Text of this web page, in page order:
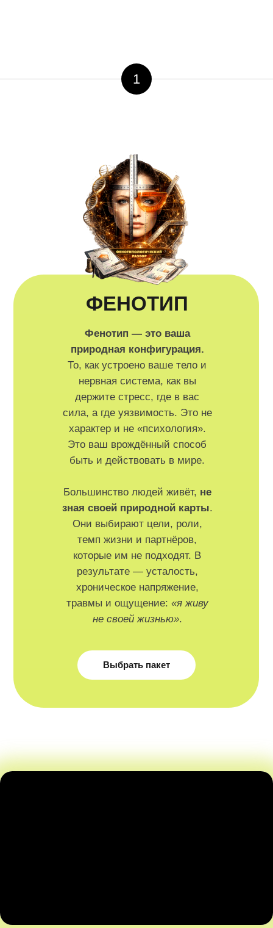
1
ФЕНОТИП
Фенотип — это ваша
природная конфигурация.
То, как устроено ваше тело и
нервная система, как вы
держите стресс, где в вас
сила, а где уязвимость. Это не
характер и не «психология».
Это ваш врождённый способ
быть и действовать в мире.
Большинство людей живёт, не
зная своей природной карты.
Они выбирают цели, роли,
темп жизни и партнёров,
которые им не подходят. В
результате — усталость,
хроническое напряжение,
травмы и ощущение: «я живу
не своей жизнью».
Выбрать пакет